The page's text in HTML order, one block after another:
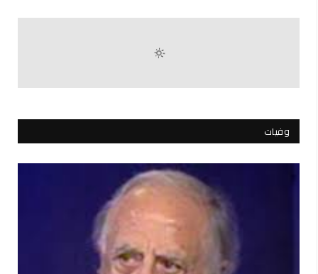
وفيات